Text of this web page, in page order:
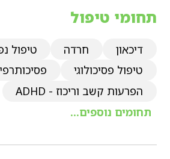
תחומי טיפול
דיכאון חרדה
טיפול
טיפול פסיכולוגי
הפרעות קשב וריכוז - ADHD
תחומים נוספים...